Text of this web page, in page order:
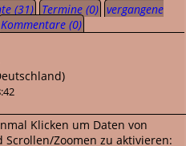
(31) Termine (0) vergangene
Kommentare (0)
)
Klicken um Daten von
Zoomen zu aktivieren: